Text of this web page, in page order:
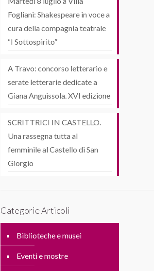
Fogliani: Shakespeare in voce a
cura della compagnia teatrale
“I Sottospirito”
A Travo: concorso letterario e
serate letterarie dedicate a
Giana Anguissola. XVI edizione
SCRITTRICI IN CASTELLO.
Una rassegna tutta al
femminile al Castello di San
Giorgio
Categorie Articoli
Biblioteche e musei
Eventi e mostre